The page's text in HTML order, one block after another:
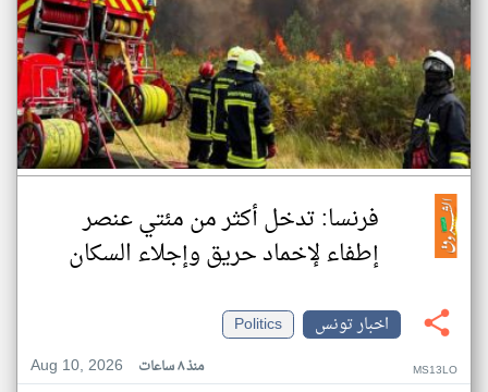
فرنسا: تدخل أكثر من مئتي عنصر
إطفاء لإخماد حريق وإجلاء السكان
اخبار تونس
Politics
Aug 10, 2026
منذ ٨ ساعات MS13LO